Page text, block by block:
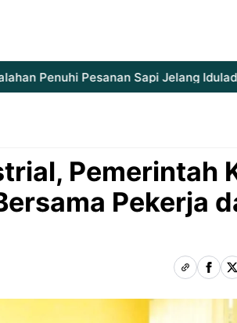
Penuhi Pesanan Sapi Jelang Iduladha
Pemerintah
Pekerja